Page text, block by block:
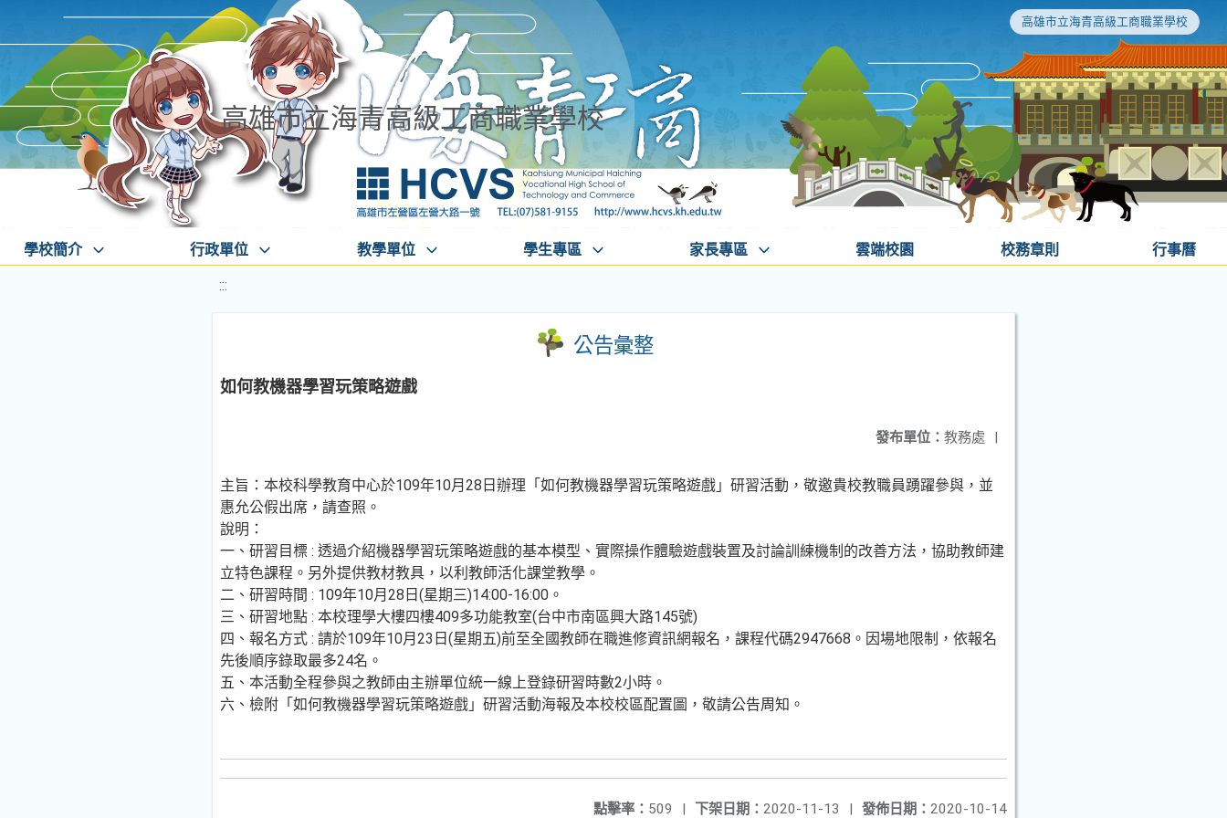
高雄市立海青高級工商職業學校
高雄市立海青高級工商職業學校
學校簡介 行政單位 教學單位 學生專區 家長專區 雲端校園 校務章則 行事曆
:::
公告彙整
如何教機器學習玩策略遊戲
發布單位： 教務處 |
主旨：本校科學教育中心於109年10月28日辦理「如何教機器學習玩策略遊戲」研習活動，敬邀貴校教職員踴躍參與，並
惠允公假出席，請查照。
說明：
一、研習目標 : 透過介紹機器學習玩策略遊戲的基本模型、實際操作體驗遊戲裝置及討論訓練機制的改善方法，協助教師建
立特色課程。另外提供教材教具，以利教師活化課堂教學。
二、研習時間 : 109年10月28日(星期三)14:00-16:00。
三、研習地點 : 本校理學大樓四樓409多功能教室(台中市南區興大路145號)
四、報名方式 : 請於109年10月23日(星期五)前至全國教師在職進修資訊網報名，課程代碼2947668。因場地限制，依報名
先後順序錄取最多24名。
五、本活動全程參與之教師由主辦單位統一線上登錄研習時數2小時。
六、檢附「如何教機器學習玩策略遊戲」研習活動海報及本校校區配置圖，敬請公告周知。
發佈日期： 2020-10-14
下架日期： 2020-11-13 |
點擊率： 509 |